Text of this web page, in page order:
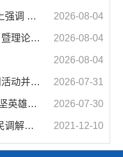
汪华东在全市季度工作会议上强调 锚定打好“三仗”任务和年度预期目标不动摇 在全市上下掀起比学赶超争先进位的攻坚热潮 2026-08-04
市政府2026年第14次党组会 暨理论学习中心组学习会议召开 蒋曦主持会议并讲话 2026-08-04
2026-08-04
汪华东开展夏季“送清凉”慰问活动并调研专门教育工作 落实落细防暑降温措施 用心用情关爱一线职工 2026-07-31
汪华东蒋曦会见淮北舰和“攻坚英雄连”官兵代表 2026-07-30
濉溪县举行婚姻家庭纠纷人民调解委员会暨调解志愿者服务团成立仪式 2021-12-10